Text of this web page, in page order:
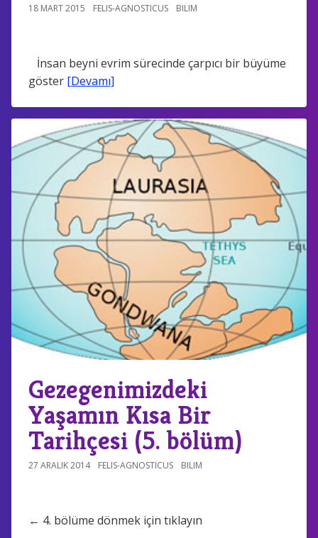
18 MART 2015 FELIS-AGNOSTICUS BILIM
İnsan beyni evrim sürecinde çarpıcı bir büyüme
göster [Devamı]
Gezegenimizdeki
Yaşamın Kısa Bir
Tarihçesi (5. bölüm)
27 ARALIK 2014 FELIS-AGNOSTICUS BILIM
← 4. bölüme dönmek için tıklayın